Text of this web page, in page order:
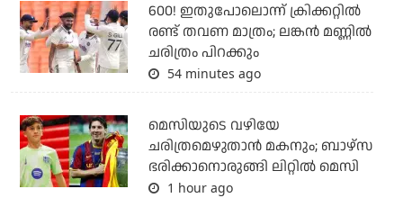
600! ഇതുപോലൊന്ന് ക്രിക്കറ്റില്‍
രണ്ട് തവണ മാത്രം; ലങ്കന്‍ മണ്ണില്‍
ചരിത്രം പിറക്കും
54 minutes ago
മെസിയുടെ വഴിയേ
ചരിത്രമെഴുതാന്‍ മകനും; ബാഴ്‌സ
ഭരിക്കാനൊരുങ്ങി ലിറ്റില്‍ മെസി
1 hour ago